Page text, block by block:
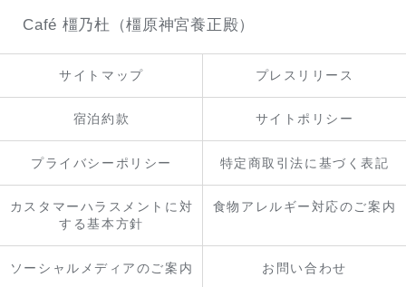
Café 橿乃杜（橿原神宮養正殿）
サイトマップ プレスリリース
宿泊約款 サイトポリシー
プライバシーポリシー 特定商取引法に基づく表記
カスタマーハラスメントに対
する基本方針
食物アレルギー対応のご案内
ソーシャルメディアのご案内 お問い合わせ